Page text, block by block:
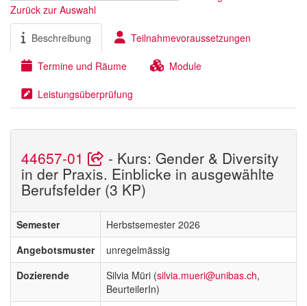
Zurück zur Auswahl
Beschreibung Teilnahmevoraussetzungen
Termine und Räume Module
Leistungsüberprüfung
44657-01 - Kurs: Gender & Diversity
in der Praxis. Einblicke in ausgewählte
Berufsfelder (3 KP)
Semester
Herbstsemester 2026
Angebotsmuster
unregelmässig
Dozierende
Silvia Müri (silvia.mueri@unibas.ch,
BeurteilerIn)